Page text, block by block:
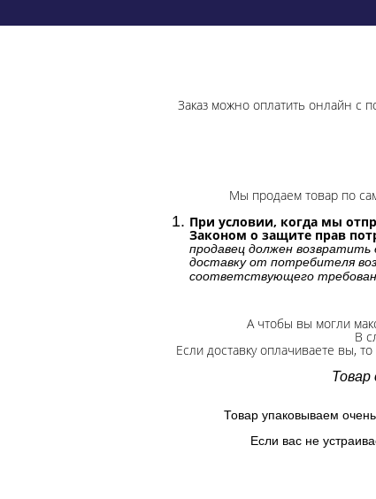
Заказ можно оплатить онлайн с
Мы продаем товар по
При условии, когда мы
Законом о защите прав
продавец должен возвратить
доставку от потребителя
соответствующего
А чтобы вы могли
В
Если доставку оплачиваете вы,
Товар упаковываем
Если вас не